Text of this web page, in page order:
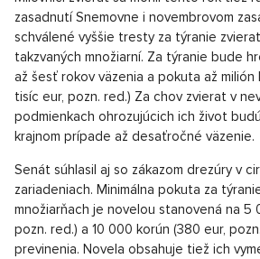
zasadnutí Snemovne i novembrovom
schválené vyššie tresty za týranie
takzvaných množiarní. Za týranie bude
až šesť rokov väzenia a pokuta až milión
tisíc eur, pozn. red.) Za chov zvierat v
podmienkach ohrozujúcich ich život
krajnom prípade až desaťročné väzenie.
Senát súhlasil aj so zákazom drezúry v
zariadeniach. Minimálna pokuta za
množiarňach je novelou stanovená na 5
pozn. red.) a 10 000 korún (380 eur,
previnenia. Novela obsahuje tiež ich